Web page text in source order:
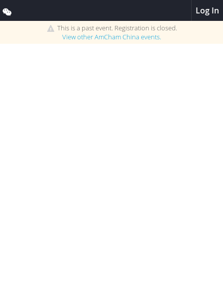
Log In
This is a past event. Registration is closed.
View otherAmCham China events.